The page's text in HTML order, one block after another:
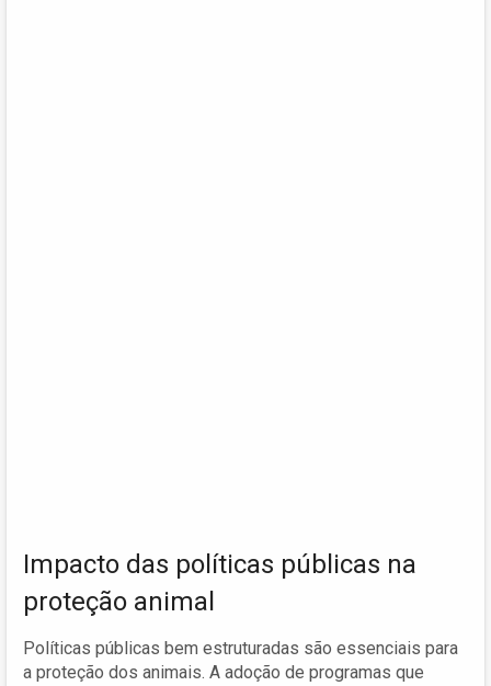
Impacto das políticas públicas na
proteção animal
Políticas públicas bem estruturadas são essenciais para
a proteção dos animais. A adoção de programas que